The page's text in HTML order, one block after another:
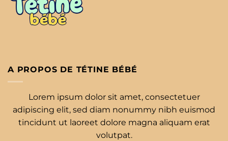
A PROPOS DE TÉTINE BÉBÉ
Lorem ipsum dolor sit amet, consectetuer
adipiscing elit, sed diam nonummy nibh euismod
tincidunt ut laoreet dolore magna aliquam erat
volutpat.